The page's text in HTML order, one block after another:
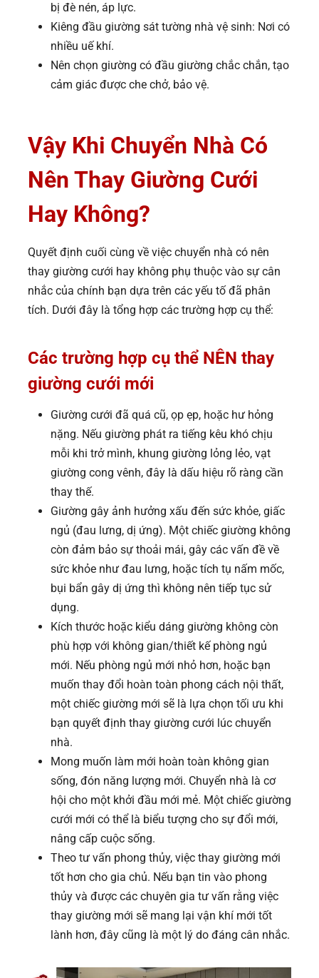
bị đè nén, áp lực.
Kiêng đầu giường sát tường nhà vệ sinh: Nơi có
nhiều uế khí.
Nên chọn giường có đầu giường chắc chắn, tạo
cảm giác được che chở, bảo vệ.
Vậy Khi Chuyển Nhà Có
Nên Thay Giường Cưới
Hay Không?
Quyết định cuối cùng về việc chuyển nhà có nên
thay giường cưới hay không phụ thuộc vào sự cân
nhắc của chính bạn dựa trên các yếu tố đã phân
tích. Dưới đây là tổng hợp các trường hợp cụ thể:
Các trường hợp cụ thể NÊN thay
giường cưới mới
Giường cưới đã quá cũ, ọp ẹp, hoặc hư hỏng
nặng. Nếu giường phát ra tiếng kêu khó chịu
mỗi khi trở mình, khung giường lỏng lẻo, vạt
giường cong vênh, đây là dấu hiệu rõ ràng cần
thay thế.
Giường gây ảnh hưởng xấu đến sức khỏe, giấc
ngủ (đau lưng, dị ứng). Một chiếc giường không
còn đảm bảo sự thoải mái, gây các vấn đề về
sức khỏe như đau lưng, hoặc tích tụ nấm mốc,
bụi bẩn gây dị ứng thì không nên tiếp tục sử
dụng.
Kích thước hoặc kiểu dáng giường không còn
phù hợp với không gian/thiết kế phòng ngủ
mới. Nếu phòng ngủ mới nhỏ hơn, hoặc bạn
muốn thay đổi hoàn toàn phong cách nội thất,
một chiếc giường mới sẽ là lựa chọn tối ưu khi
bạn quyết định thay giường cưới lúc chuyển
nhà.
Mong muốn làm mới hoàn toàn không gian
sống, đón năng lượng mới. Chuyển nhà là cơ
hội cho một khởi đầu mới mẻ. Một chiếc giường
cưới mới có thể là biểu tượng cho sự đổi mới,
nâng cấp cuộc sống.
Theo tư vấn phong thủy, việc thay giường mới
tốt hơn cho gia chủ. Nếu bạn tin vào phong
thủy và được các chuyên gia tư vấn rằng việc
thay giường mới sẽ mang lại vận khí mới tốt
lành hơn, đây cũng là một lý do đáng cân nhắc.